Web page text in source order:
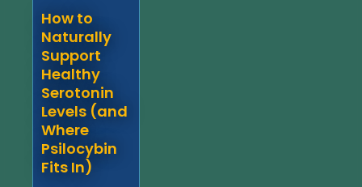
How to
Naturally
Support
Healthy
Serotonin
Levels (and
Where
Psilocybin
Fits In)